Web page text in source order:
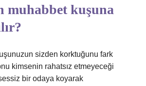
muhabbet kuşuna
sizden korktuğunu fark
kimsenin rahatsız etmeyeceği
bir odaya koyarak